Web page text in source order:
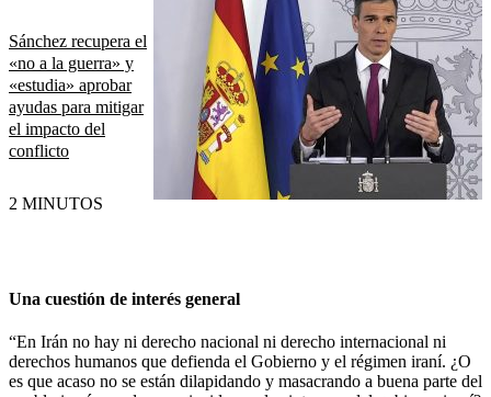
Sánchez recupera el
«no a la guerra» y
«estudia» aprobar
ayudas para mitigar
el impacto del
conflicto
2 MINUTOS
Una cuestión de interés general
“En Irán no hay ni derecho nacional ni derecho internacional ni
derechos humanos que defienda el Gobierno y el régimen iraní. ¿O
es que acaso no se están dilapidando y masacrando a buena parte del